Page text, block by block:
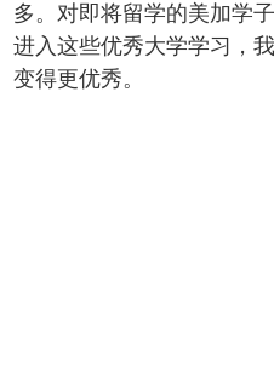
多。对即将留学的美加学
进入这些优秀大学学习，
变得更优秀。